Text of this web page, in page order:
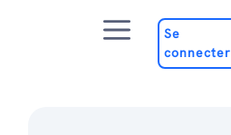
Menu
Se
connecter